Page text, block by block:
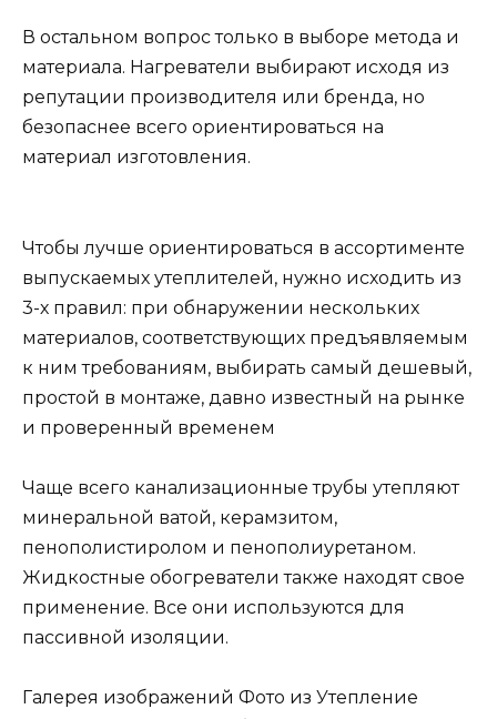
В остальном вопрос только в выборе метода и
материала. Нагреватели выбирают исходя из
репутации производителя или бренда, но
безопаснее всего ориентироваться на
материал изготовления.
Чтобы лучше ориентироваться в ассортименте
выпускаемых утеплителей, нужно исходить из
3-х правил: при обнаружении нескольких
материалов, соответствующих предъявляемым
к ним требованиям, выбирать самый дешевый,
простой в монтаже, давно известный на рынке
и проверенный временем
Чаще всего канализационные трубы утепляют
минеральной ватой, керамзитом,
пенополистиролом и пенополиуретаном.
Жидкостные обогреватели также находят свое
применение. Все они используются для
пассивной изоляции.
Галерея изображений Фото из Утепление